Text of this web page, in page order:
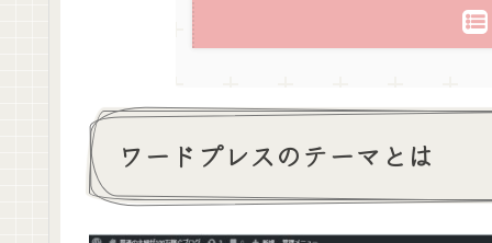
ワードプレスのテーマとは